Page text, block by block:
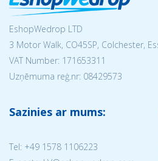
EshopWedrop LTD
3 Motor Walk, CO45SP, Colchester,
VAT Number: 171653311
Uzņēmuma reģ.nr: 08429573
Sazinies ar mums:
Tel: +49 1578 1106223